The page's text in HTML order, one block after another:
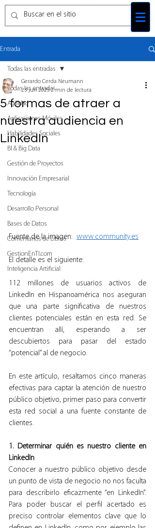
Entrada
Todas las entradas
Agilidad
Aplicaciones Móviles
Habilidades Sociales
BI & Big Data
Gestión de Proyectos
Innovación Empresarial
Tecnología
Desarrollo Personal
Bases de Datos
Comentarios de Libros
GestionEnTI.com
Inteligencia Artificial
Todas las entradas
5 formas de atraer a
nuestra audiencia en
LinkedIn
Gerardo Cerda Neumann
23 jun 2025 2 min de lectura
Fuente de la imagen: www.community.es
El detalle es el siguiente:
112 millones de usuarios activos de
LinkedIn en Hispanoamérica nos aseguran
que una parte significativa de nuestros
clientes potenciales están en esta red. Se
encuentran allí, esperando a ser
descubiertos para pasar del estado
“potencial” al de negocio.
En este artículo, resaltamos cinco maneras
efectivas para captar la atención de nuestro
público objetivo, primer paso para convertir
esta red social a una fuente constante de
clientes.
1. Determinar quién es nuestro cliente en
LinkedIn
Conocer a nuestro público objetivo desde
un punto de vista de negocio no nos faculta
para describirlo eficazmente “en LinkedIn”.
Para poder buscar el perfil acertado es
preciso controlar elementos clave que lo